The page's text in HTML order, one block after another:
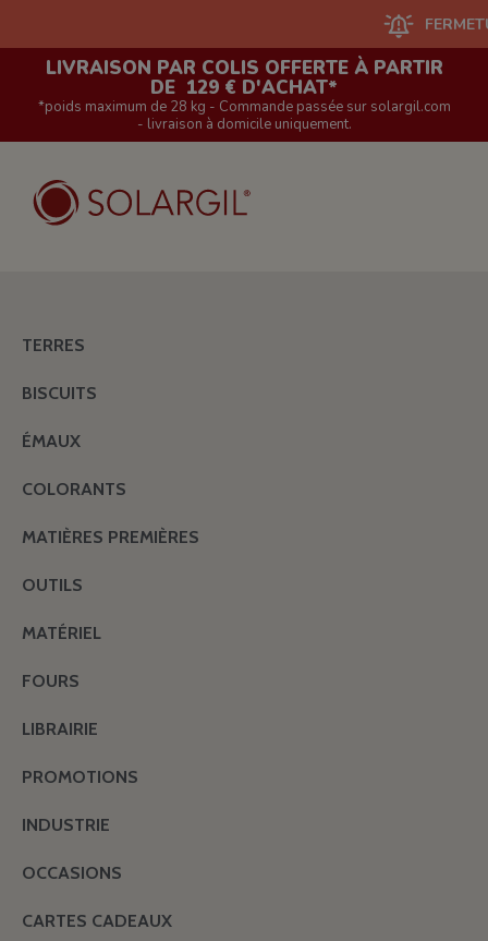
FERMETURE
LIVRAISON PAR COLIS OFFERTE À PARTIR
DE 129 € D'ACHAT*
*poids maximum de 28 kg - Commande passée sur solargil.com
- livraison à domicile uniquement.
TERRES
BISCUITS
ÉMAUX
COLORANTS
MATIÈRES PREMIÈRES
OUTILS
MATÉRIEL
FOURS
LIBRAIRIE
PROMOTIONS
INDUSTRIE
OCCASIONS
CARTES CADEAUX